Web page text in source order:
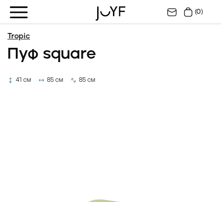
(0)
Tropic
Пуф square
41 см 85 см 85 см